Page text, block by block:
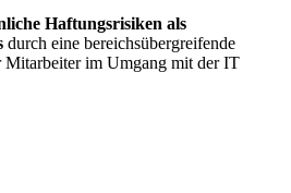
Haftungsrisiken als
durch eine bereichsübergreifende
Mitarbeiter im Umgang mit der IT